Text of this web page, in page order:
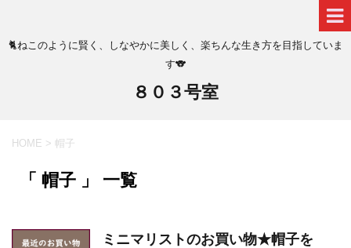
🐈ねこのように賢く、しなやかに美しく、楽ちんな生き方を目指していま
す🐨
８０３号室
HOME > 帽子
「 帽子 」 一覧
ミニマリストのお買い物★帽子を